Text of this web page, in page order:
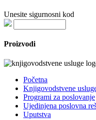
Unesite sigurnosni kod
Proizvodi
Početna
Knjigovodstvene
Programi za poslovanje
Ujedinjena poslovna
Uputstva